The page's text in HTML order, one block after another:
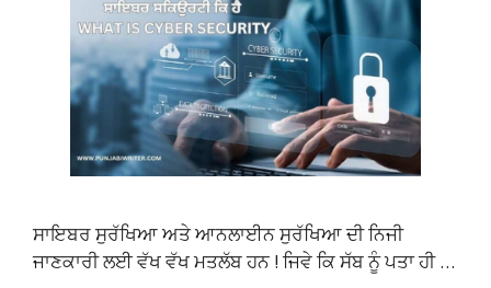
ਸਾਇਬਰ ਸੁਰੱਖਿਆ ਅਤੇ ਆਨਲਾਈਨ ਸੁਰੱਖਿਆ ਦੀ ਨਿਜੀ
ਜਾਣਕਾਰੀ ਲਈ ਵੱਖ ਵੱਖ ਮਤਲੱਬ ਹਨ ! ਜਿਵੇ ਕਿ ਸੱਬ ਨੂੰ ਪਤਾ ਹੀ …